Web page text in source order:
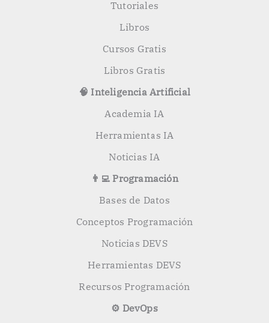
Tutoriales
Libros
Cursos Gratis
Libros Gratis
🧠 Inteligencia Artificial
Academia IA
Herramientas IA
Noticias IA
👨‍💻 Programación
Bases de Datos
Conceptos Programación
Noticias DEVS
Herramientas DEVS
Recursos Programación
⚙️ DevOps